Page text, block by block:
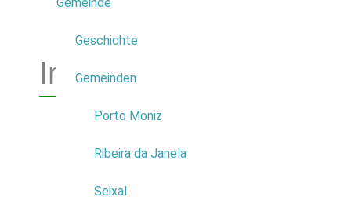
Geschichte
Gemeinden
Porto Moniz
Ribeira da Janela
Seixal
Informationsbroschüre